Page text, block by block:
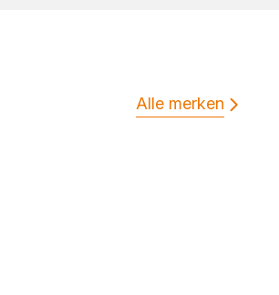
Alle merken